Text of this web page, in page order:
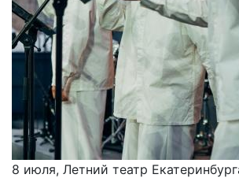
8 июля, Летний театр